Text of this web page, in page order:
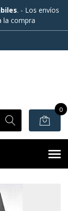
. - Los envíos
la compra
0